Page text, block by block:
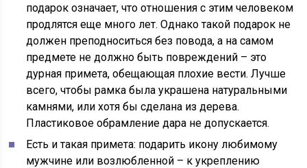
подарок означает, что отношения с этим человеком
продлятся еще много лет. Однако такой подарок не
должен преподноситься без повода, а на самом
предмете не должно быть повреждений – это
дурная примета, обещающая плохие вести. Лучше
всего, чтобы рамка была украшена натуральными
камнями, или хотя бы сделана из дерева.
Пластиковое обрамление дара не допускается.
Есть и такая примета: подарить икону любимому
мужчине или возлюбленной – к укреплению